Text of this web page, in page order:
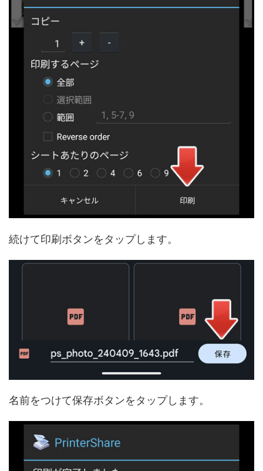
続けて印刷ボタンをタップします。
名前をつけて保存ボタンをタップします。